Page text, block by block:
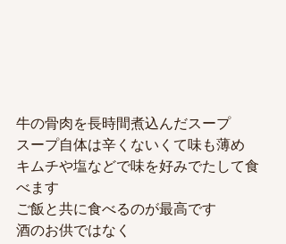
牛の骨肉を長時間煮込んだスープ
スープ自体は辛くないくて味も薄め
キムチや塩などで味を好みでたして食
べます
ご飯と共に食べるのが最高です
酒のお供ではなく